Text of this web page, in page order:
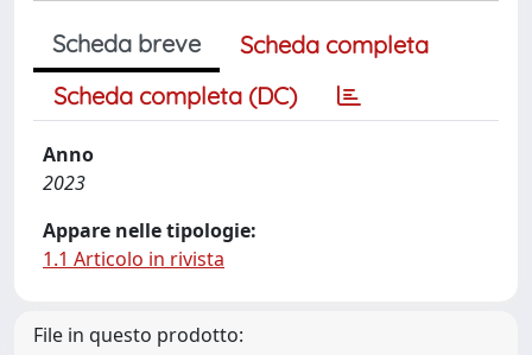
Scheda breve
Scheda completa
Scheda completa (DC)
Anno
2023
Appare nelle tipologie:
1.1 Articolo in rivista
File in questo prodotto: